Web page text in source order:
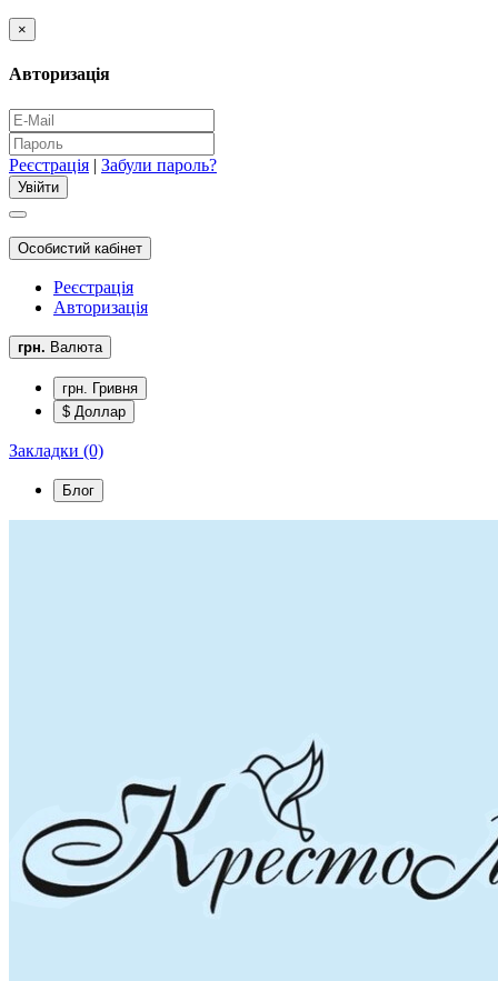
×
Авторизація
Реєстрація | Забули пароль?
Особистий кабінет
Реєстрація
Авторизація
грн. Валюта
грн. Гривня
$ Доллар
Закладки (0)
Блог